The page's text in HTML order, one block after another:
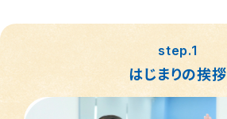
step.1
はじまりの挨拶
富士見市
蕨市
千代田区
西東京市
相模原市緑区
横浜市神奈川区
堺市堺区
大阪市住吉区